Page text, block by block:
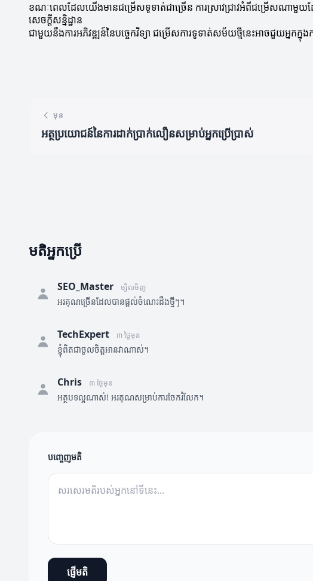
ខណៈពេលដែលយើងមានជម្រើសទូទាត់ជាច្រើន ការស្រាវជ្រាវអំពីជម្រើសណា
សេចក្តីសន្និដ្ឋាន
ជាមួយនឹងការអភិវឌ្ឍន៍នៃបច្ចេកវិទ្យា ជម្រើសការទូទាត់សម័យថ្មីនេះអាចជួយអ្ន
មុន
អត្ថប្រយោជន៍នៃការដាក់ប្រាក់លឿនសម្រាប់អ្នកប្រើប្រាស់
មតិអ្នកប្រើ
SEO_Master ម្សិលមិញ
អរគុណច្រើនដែលបានផ្តល់ចំណេះដឹងថ្មីៗ។
TechExpert ៣ ថ្ងៃមុន
ខ្ញុំពិតជាចូលចិត្តអានវាណាស់។
Chris ៣ ថ្ងៃមុន
អត្ថបទល្អណាស់! អរគុណសម្រាប់ការចែករំលែក។
បញ្ចេញមតិ
ផ្ញើមតិ